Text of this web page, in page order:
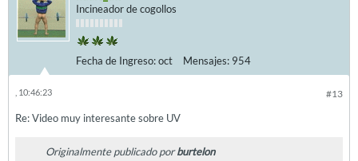
Incineador de cogollos
Fecha de Ingreso:oct Mensajes: 954
#13
, 10:46:23
Re: Video muy interesante sobre UV
Originalmente publicado porburtelon